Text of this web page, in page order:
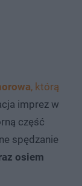
, którą
imprez w
część
spędzanie
osiem